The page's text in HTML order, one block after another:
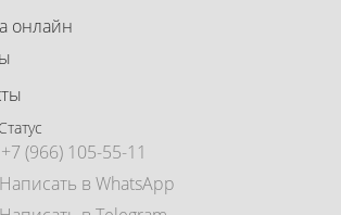
онлайн
+7 (966) 105-55-11
Написать в WhatsApp